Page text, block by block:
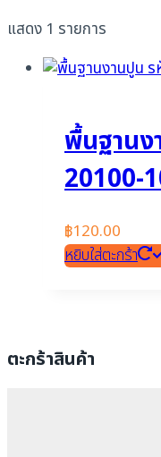
แสดง 1 รายการ
พื้นฐานง
20100-
฿120.00
หยิบใส่ตะกร้า
ตะกร้าสินค้า